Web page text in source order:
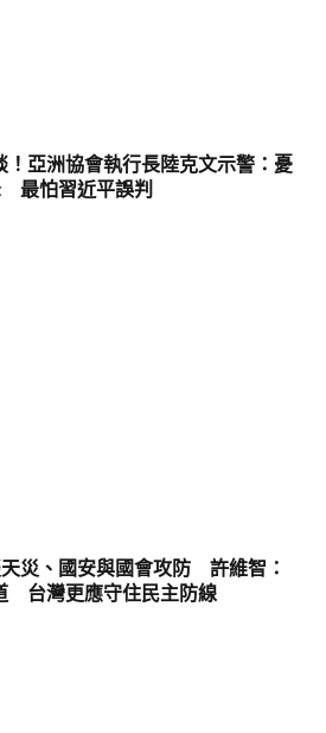
！亞洲協會執行長陸克文示警：憂
最怕習近平誤判
天災、國安與國會攻防 許維智：
台灣更應守住民主防線